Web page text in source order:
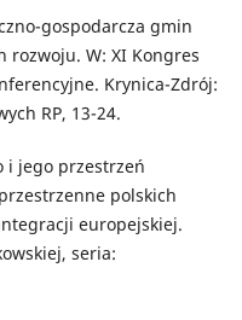
gospodarcza gmin
rozwoju. W: XI Kongres
Krynica-Zdrój:
RP, 13-24.
i jego przestrzeń
polskich
europejskiej.
seria: